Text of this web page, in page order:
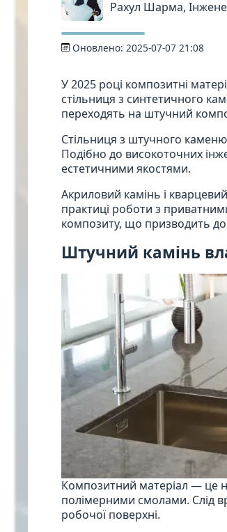
Рахул Шарма,
Оновлено:2025-07-07 21:08
У 2025 році композитні
стільниця з синтетичного
переходять на штучний
Стільниця з штучного
Подібно до високоточних
естетичними якостями.
Акриловий камінь і
практиці роботи з
композиту, що призводить
Штучний камінь
Композитний матеріал — це
полімерними смолами. Слід
робочої поверхні.